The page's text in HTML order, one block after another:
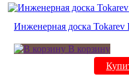
Инженерная доска Tokarev
В корзину